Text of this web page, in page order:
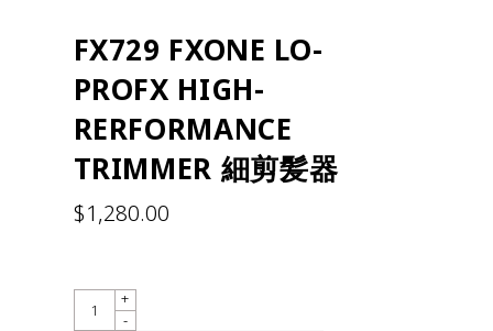
FX729 FXONE LO-
PROFX HIGH-
RERFORMANCE
TRIMMER 細剪髪器
$1,280.00
QUANTITY
-
+